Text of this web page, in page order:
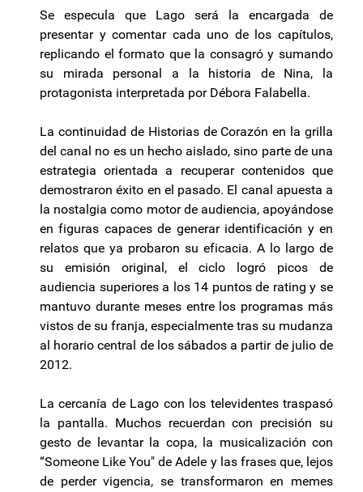
Se especula que Lago será la encargada de
presentar y comentar cada uno de los capítulos,
replicando el formato que la consagró y sumando
su mirada personal a la historia de Nina, la
protagonista interpretada por Débora Falabella.
La continuidad de Historias de Corazón en la grilla
del canal no es un hecho aislado, sino parte de una
estrategia orientada a recuperar contenidos que
demostraron éxito en el pasado. El canal apuesta a
la nostalgia como motor de audiencia, apoyándose
en figuras capaces de generar identificación y en
relatos que ya probaron su eficacia. A lo largo de
su emisión original, el ciclo logró picos de
audiencia superiores a los 14 puntos de rating y se
mantuvo durante meses entre los programas más
vistos de su franja, especialmente tras su mudanza
al horario central de los sábados a partir de julio de
2012.
La cercanía de Lago con los televidentes traspasó
la pantalla. Muchos recuerdan con precisión su
gesto de levantar la copa, la musicalización con
“Someone Like You" de Adele y las frases que, lejos
de perder vigencia, se transformaron en memes